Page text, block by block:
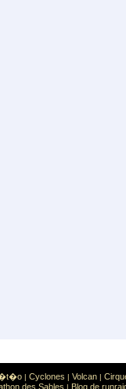
| Cyclones | Volcan |
des Sables | Blog de